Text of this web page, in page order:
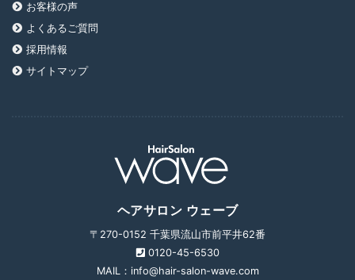
お客様の声
よくあるご質問
採用情報
サイトマップ
ヘアサロン ウェーブ
〒270-0152 千葉県流山市前平井62番
0120-45-6530
MAIL：info@hair-salon-wave.com